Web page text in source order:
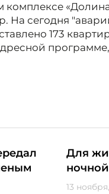
На сегодня
173
Для
ночной
13